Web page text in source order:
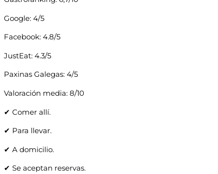
Google: 4/5
Facebook: 4.8/5
JustEat: 4.3/5
Paxinas Galegas: 4/5
Valoración media: 8/10
✔ Comer allí.
✔ Para llevar.
✔ A domicilio.
✔ Se aceptan reservas.